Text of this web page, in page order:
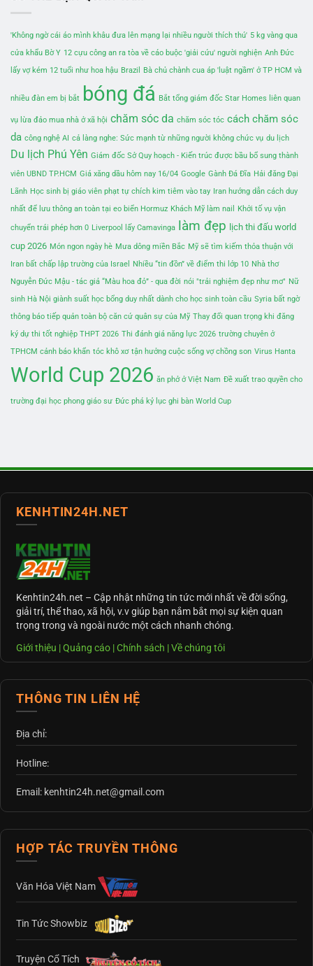
'Không ngờ cái áo mình khâu đưa lên mạng lại nhiều người thích thú' 5 kg vàng qua
cửa khẩu Bờ Y 12 cựu công an ra tòa về cáo buộc 'giải cứu' người nghiện Anh Đức
lấy vợ kém 12 tuổi như hoa hậu Brazil Bà chủ chành cua áp 'luật ngầm' ở TP HCM và
nhiều đàn em bị bắt bóng đá Bắt tổng giám đốc Star Homes liên quan
vụ lừa đảo mua nhà ở xã hội chăm sóc da chăm sóc tóc cách chăm sóc
da công nghệ AI cả làng nghe: Sức mạnh từ những người không chức vụ du lịch
Du lịch Phú Yên Giám đốc Sở Quy hoạch - Kiến trúc được bầu bổ sung thành
viên UBND TP.HCM Giá xăng dầu hôm nay 16/04 Google Gành Đá Đĩa Hải đăng Đại
Lãnh Học sinh bị giáo viên phạt tự chích kim tiêm vào tay Iran hướng dẫn cách duy
nhất để lưu thông an toàn tại eo biển Hormuz Khách Mỹ làm nail Khởi tố vụ vận
chuyển trái phép hơn 0 Liverpool lấy Camavinga làm đẹp lịch thi đấu world
cup 2026 Món ngon ngày hè Mưa dông miền Bắc Mỹ sẽ tìm kiếm thỏa thuận với
Iran bất chấp lập trường của Israel
Nhiều “tin đồn” về điểm thi lớp 10 Nhà thơ
Nguyễn Đức Mậu - tác giả “Màu hoa đỏ” - qua đời nói "trải nghiệm đẹp như mơ" Nữ
sinh Hà Nội giành suất học bổng duy nhất dành cho học sinh toàn cầu Syria bất ngờ
thông báo tiếp quản toàn bộ căn cứ quân sự của Mỹ Thay đổi quan trọng khi đăng
ký dự thi tốt nghiệp THPT 2026 Thi đánh giá năng lực 2026 trường chuyên ở
TPHCM cảnh báo khẩn tóc khô xơ tận hưởng cuộc sống vợ chồng son Virus Hanta
World Cup 2026 ăn phở ở Việt Nam Đề xuất trao quyền cho
trường đại học phong giáo sư Đức phá kỷ lục ghi bàn World Cup
KENHTIN24H.NET
Kenhtin24h.net – Cập nhật những tin tức mới nhất về đời sống,
giải trí, thể thao, xã hội, v.v giúp bạn nắm bắt mọi sự kiện quan
trọng trong và ngoài nước một cách nhanh chóng.
Giới thiệu |Quảng cáo |Chính sách |Về chúng tôi
THÔNG TIN LIÊN HỆ
Địa chỉ:
Hotline:
Email: kenhtin24h.net@gmail.com
HỢP TÁC TRUYỀN THÔNG
Văn Hóa Việt Nam
Tin Tức Showbiz
Truyện Cổ Tích